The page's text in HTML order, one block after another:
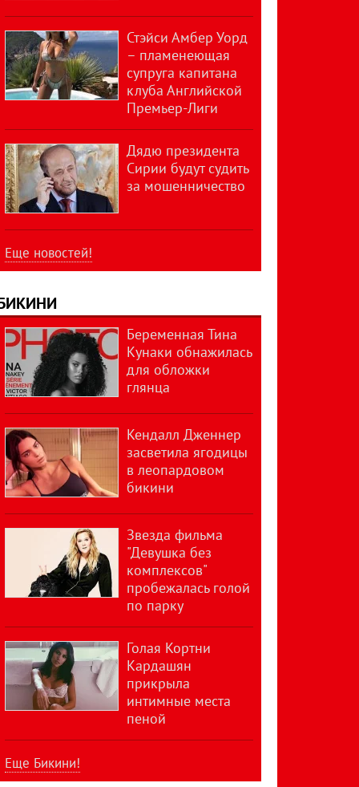
Стэйси Амбер Уорд
– пламенеющая
супруга капитана
клуба Английской
Премьер-Лиги
Дядю президента
Сирии будут судить
за мошенничество
Еще новостей!
Беременная Тина
Кунаки обнажилась
для обложки
глянца
Кендалл Дженнер
засветила ягодицы
в леопардовом
бикини
Звезда фильма
"Девушка без
комплексов"
пробежалась голой
по парку
Голая Кортни
Кардашян
прикрыла
интимные места
пеной
Еще Бикини!